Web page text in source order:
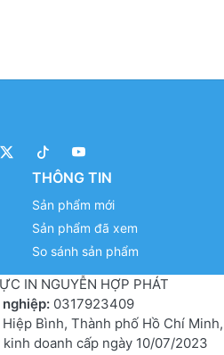
THÔNG TIN
Sản phẩm mới
Sản phẩm đã xem
So sánh sản phẩm
IN NGUYỄN HỢP PHÁT
0317923409
Bình, Thành phố Hồ Chí
doanh cấp ngày 10/07/2023